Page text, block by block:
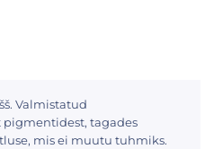
Valmistatud
tagades
mis ei muutu tuhmiks.